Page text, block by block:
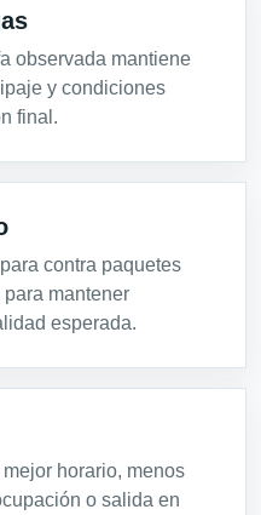
observada mantiene
y condiciones
final.
contra paquetes
mantener
esperada.
horario, menos
o salida en